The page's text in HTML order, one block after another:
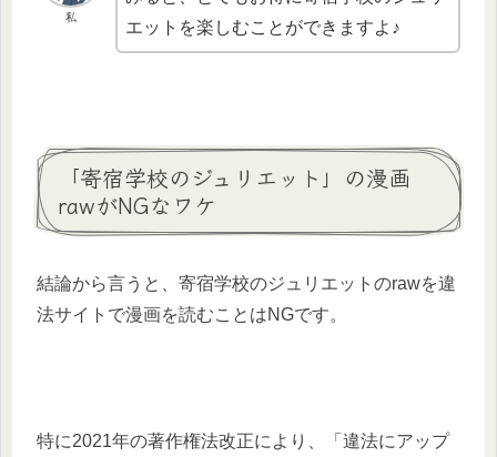
私
エットを楽しむことができますよ♪
「寄宿学校のジュリエット」の漫画
rawがNGなワケ
結論から言うと、寄宿学校のジュリエットのrawを違
法サイトで漫画を読むことはNGです。
特に2021年の著作権法改正により、「違法にアップ